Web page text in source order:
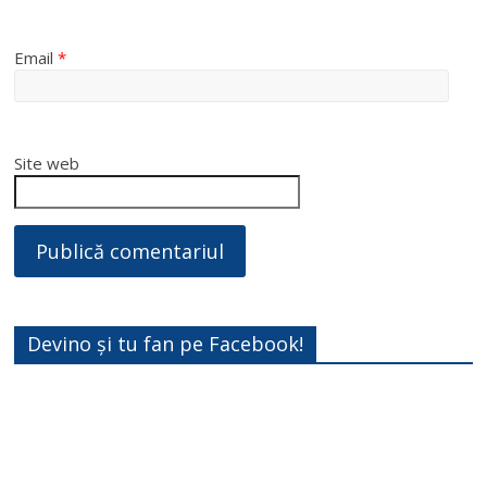
Email*
Site web
Devino și tu fan pe Facebook!